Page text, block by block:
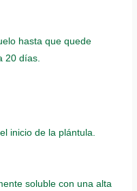
hasta que quede
20 días.
inicio de la plántula.
soluble con una alta